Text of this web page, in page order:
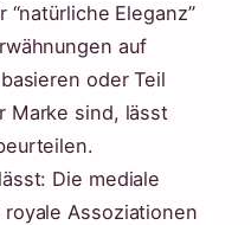
Eleganz”
auf
oder Teil
Marke sind, lässt
Die mediale
Assoziationen